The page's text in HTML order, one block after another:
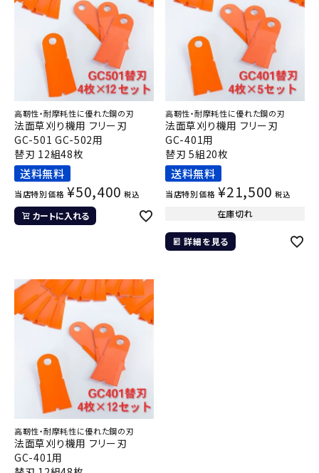
高靭性・耐摩耗性に優れた鋼の刃
法面草刈り機用 フリー刃
GC-501 GC-502用
替刃 12組48枚
送料無料
当店特別価格 ¥50,400 税込
カートに入れる
高靭性・耐摩耗性に優れた鋼の刃
法面草刈り機用 フリー刃
GC-401用
替刃 5組20枚
送料無料
当店特別価格 ¥21,500 税込
在庫切れ
詳細を見る
高靭性・耐摩耗性に優れた鋼の刃
法面草刈り機用 フリー刃
GC-401用